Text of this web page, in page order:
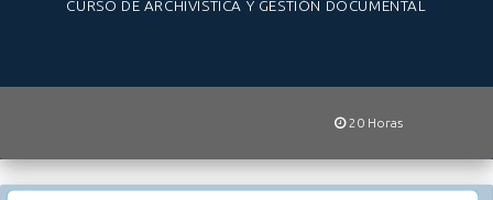
CURSO DE ARCHIVÍSTICA Y GESTIÓN DOCUMENTAL
20 Horas